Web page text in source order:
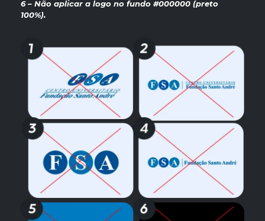
6 – Não aplicar a logo no fundo #000000 (preto
100%).